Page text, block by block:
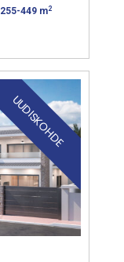
255-449 m2
UUDISKOHDE